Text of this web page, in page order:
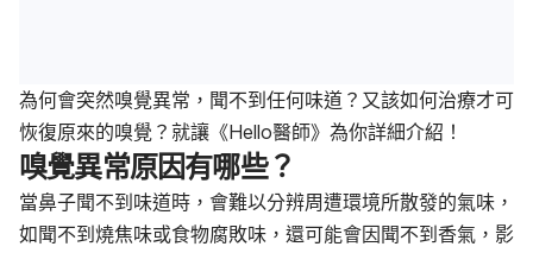
為何會突然嗅覺異常，聞不到任何味道？又該如何治療才可
恢復原來的嗅覺？就讓《Hello醫師》為你詳細介紹！
嗅覺異常原因有哪些？
當鼻子聞不到味道時，會難以分辨周遭環境所散發的氣味，
如聞不到燒焦味或食物腐敗味，還可能會因聞不到香氣，影